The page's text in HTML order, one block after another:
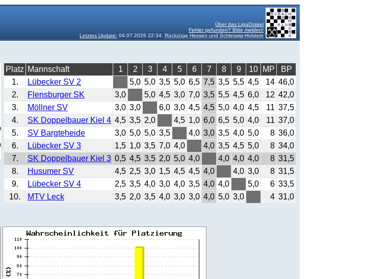
Über das LigaOrakel
Fehler gefunden? Bitte melden!
Letztes Update: 04.07.2026 22:34, Rückzüge Hessen und Schleswig-Holstein
Platz Mannschaft 1 2 3 4 5 6 7 8 9 10 MP
BP
1.
Lübecker SV 2 5,0 5,0 3,5 5,0 6,5 7,5 3,5 5,5 4,5 14 46,0
2.
Flensburger SK 3,0 5,0 4,5 3,0 7,0 3,5 5,5 4,5 6,0 12 42,0
3.
Möllner SV 3,0 3,0 6,0 3,0 4,5 4,5 5,0 4,0 4,5 11 37,5
4.
SK Doppelbauer Kiel 4 4,5 3,5 2,0 4,5 1,0 6,0 6,5 5,0 4,0 11 37,0
5.
SV Bargteheide 3,0 5,0 5,0 3,5 4,0 3,0 3,5 4,0 5,0 8 36,0
6.
Lübecker SV 3 1,5 1,0 3,5 7,0 4,0 4,0 3,5 4,5 5,0 8 34,0
7.
SK Doppelbauer Kiel 3 0,5 4,5 3,5 2,0 5,0 4,0 4,0 4,0 4,0 8 31,5
8.
Husumer SV 4,5 2,5 3,0 1,5 4,5 4,5 4,0 4,0 3,0 8 31,5
9.
Lübecker SV 4 2,5 3,5 4,0 3,0 4,0 3,5 4,0 4,0 5,0 6 33,5
10.
MTV Leck 3,5 2,0 3,5 4,0 3,0 3,0 4,0 5,0 3,0 4 31,0